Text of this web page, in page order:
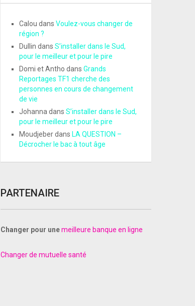
Calou dans Voulez-vous changer de
région ?
Dullin dans S’installer dans le Sud,
pour le meilleur et pour le pire
Domi et Antho dans Grands
Reportages TF1 cherche des
personnes en cours de changement
de vie
Johannadans S’installer dans le Sud,
pour le meilleur et pour le pire
Moudjeberdans LA QUESTION –
Décrocher le bac à tout âge
PARTENAIRE
Changer pour unemeilleure banque en ligne
Changer de mutuelle santé